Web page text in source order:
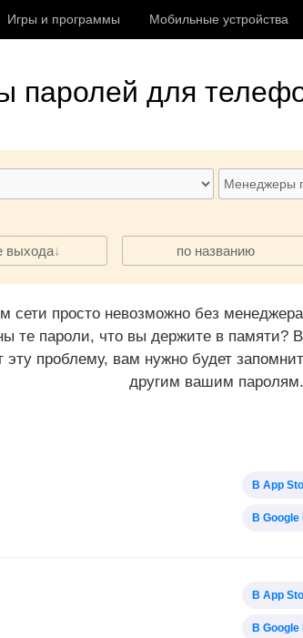
Игры и программы Мобильные устройства
паролей для
выхода · по названию
сети просто невозможно без
те пароли, что вы держите в
проблему, вам нужно будет
другим вашим паролям.
В App
В Google
В App
В Google